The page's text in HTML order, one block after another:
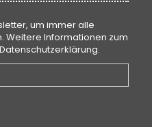
um immer alle
Weitere Informationen zum
Datenschutzerklärung.